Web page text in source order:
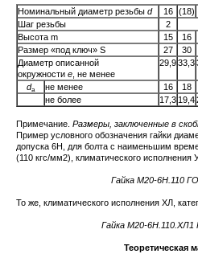
Номинальный диаметр резьбы d 16 (18)
Шаг резьбы
2
Высота m
15 16
Размер «под ключ» S
27 30
Диаметр описанной
окружности е , не менее
29,933,3
da не менее 16 18
не более
17,3 19,4
Примечание. Размеры, заключенные в
Пример условного обозначения гайки
допуска 6Н, для болта с наименьшим
(110 кгс/мм2), климатического исполнения
Гайка М20-6Н.110
То же, климатического исполнения ХЛ,
Гайка М20-6Н.110.ХЛ1
Теоретическая